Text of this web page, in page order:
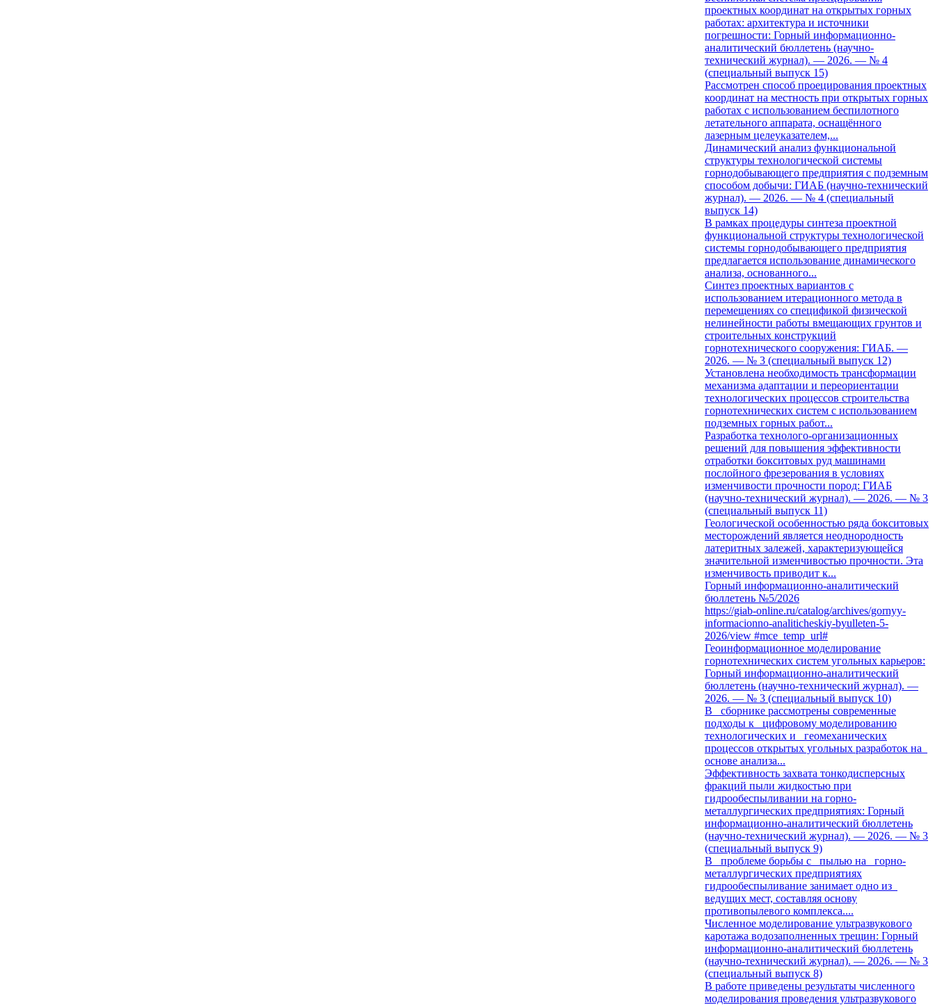
проектных координат на открытых горных
работах: архитектура и источники
погрешности: Горный информационно-
аналитический бюллетень (научно-
технический журнал). — 2026. — № 4
(специальный выпуск 15)
Рассмотрен способ проецирования проектных
координат на местность при открытых горных
работах с использованием беспилотного
летательного аппарата, оснащённого
лазерным целеуказателем,...
Динамический анализ функциональной
структуры технологической системы
горнодобывающего предприятия с подземным
способом добычи: ГИАБ (научно-технический
журнал). — 2026. — № 4 (специальный
выпуск 14)
В рамках процедуры синтеза проектной
функциональной структуры технологической
системы горнодобывающего предприятия
предлагается использование динамического
анализа, основанного...
Синтез проектных вариантов с
использованием итерационного метода в
перемещениях со спецификой физической
нелинейности работы вмещающих грунтов и
строительных конструкций
горнотехнического сооружения: ГИАБ. —
2026. — № 3 (специальный выпуск 12)
Установлена необходимость трансформации
механизма адаптации и переориентации
технологических процессов строительства
горнотехнических систем с использованием
подземных горных работ...
Разработка технолого-организационных
решений для повышения эффективности
отработки бокситовых руд машинами
послойного фрезерования в условиях
изменчивости прочности пород: ГИАБ
(научно-технический журнал). — 2026. — № 3
(специальный выпуск 11)
Геологической особенностью ряда бокситовых
месторождений является неоднородность
латеритных залежей, характеризующейся
значительной изменчивостью прочности. Эта
изменчивость приводит к...
Горный информационно-аналитический
бюллетень №5/2026
https://giab-online.ru/catalog/archives/gornyy-
informacionno-analiticheskiy-byulleten-5-
2026/view #mce_temp_url#
Геоинформационное моделирование
горнотехнических систем угольных карьеров:
Горный информационно-аналитический
бюллетень (научно-технический журнал). —
2026. — № 3 (специальный выпуск 10)
В сборнике рассмотрены современные
подходы к цифровому моделированию
технологических и геомеханических
процессов открытых угольных разработок на
основе анализа...
Эффективность захвата тонкодисперсных
фракций пыли жидкостью при
гидрообеспыливании на горно-
металлургических предприятиях: Горный
информационно-аналитический бюллетень
(научно-технический журнал). — 2026. — № 3
(специальный выпуск 9)
В проблеме борьбы с пылью на горно-
металлургических предприятиях
гидрообеспыливание занимает одно из
ведущих мест, составляя основу
противопылевого комплекса....
Численное моделирование ультразвукового
каротажа водозаполненных трещин: Горный
информационно-аналитический бюллетень
(научно-технический журнал). — 2026. — № 3
(специальный выпуск 8)
В работе приведены результаты численного
моделирования проведения ультразвукового